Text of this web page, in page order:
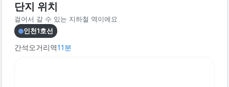
단지 위치
걸어서 갈 수 있는 지하철 역이에요
인천1호선
간석오거리역11분